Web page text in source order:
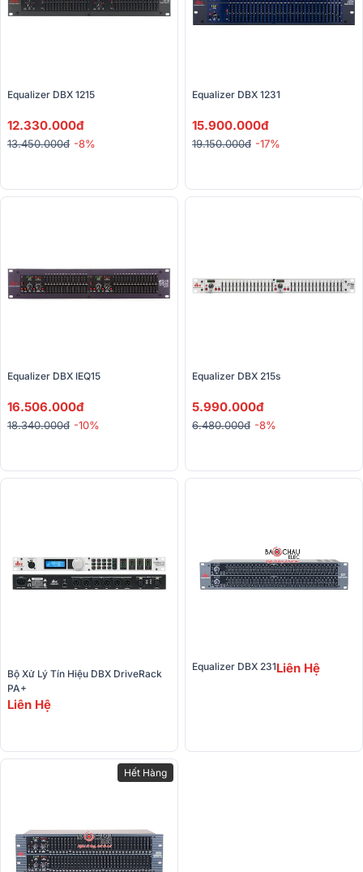
Equalizer DBX 1215
12.330.000đ
13.450.000đ -8%
Equalizer DBX 1231
15.900.000đ
19.150.000đ -17%
Equalizer DBX IEQ15
16.506.000đ
18.340.000đ -10%
Equalizer DBX 215s
5.990.000đ
6.480.000đ -8%
Bộ Xử Lý Tín Hiệu DBX DriveRack
PA+
Liên Hệ
Equalizer DBX 231Liên Hệ
Hết Hàng